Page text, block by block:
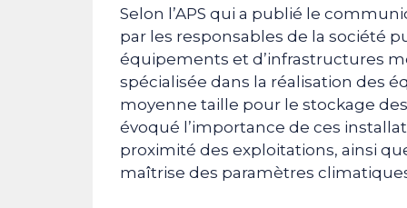
Selon l’APS qui a publié le
par les responsables de la société
équipements et d’infrastructures
spécialisée dans la réalisation des
moyenne taille pour le stockage
évoqué l’importance de ces
proximité des exploitations, ainsi
maîtrise des paramètres